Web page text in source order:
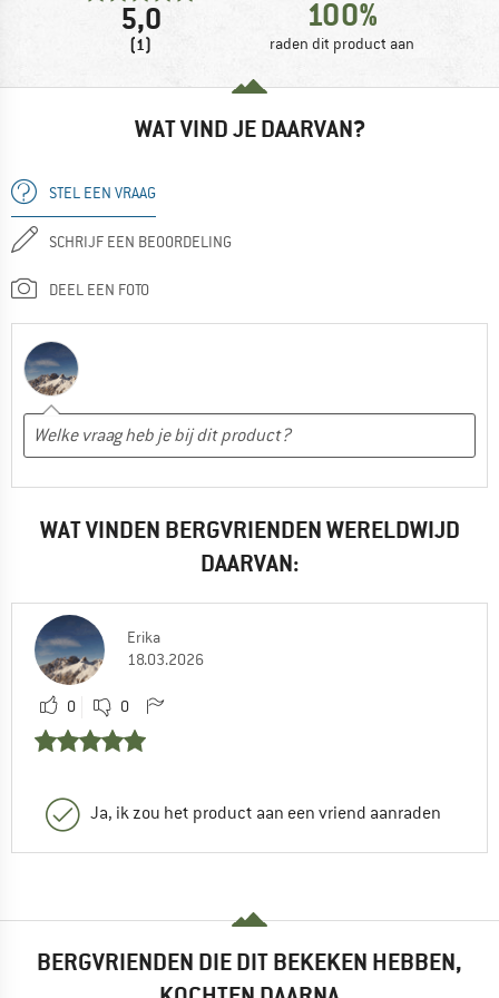
5,0
(1)
100%
raden dit product aan
WAT VIND JE DAARVAN?
STEL EEN VRAAG
SCHRIJF EEN BEOORDELING
DEEL EEN FOTO
WAT VINDEN BERGVRIENDEN WERELDWIJD
DAARVAN:
Erika
18.03.2026
0 0
Ja, ik zou het product aan een vriend aanraden
BERGVRIENDEN DIE DIT BEKEKEN HEBBEN,